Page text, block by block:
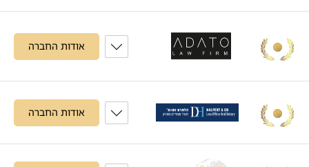
אודות החברה
אודות החברה